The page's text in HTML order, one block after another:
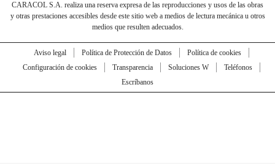
CARACOL S.A. realiza una reserva expresa de las reproducciones y usos de las obras
y otras prestaciones accesibles desde este sitio web a medios de lectura mecánica u otros
medios que resulten adecuados.
Aviso legal Política de Protección de Datos
Política de cookies
Configuración de cookies
Transparencia Soluciones W
Teléfonos
Escríbanos